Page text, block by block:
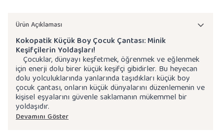
Ürün Açıklaması
Kokopatik Küçük Boy Çocuk Çantası: Minik
Keşifçilerin Yoldaşları!
Çocuklar, dünyayı keşfetmek, öğrenmek ve eğlenmek
için enerji dolu birer küçük keşifçi gibidirler. Bu heyecan
dolu yolculuklarında yanlarında taşıdıkları küçük boy
çocuk çantası, onların küçük dünyalarını düzenlemenin ve
kişisel eşyalarını güvenle saklamanın mükemmel bir
yoldaşıdır.
Devamını Göster